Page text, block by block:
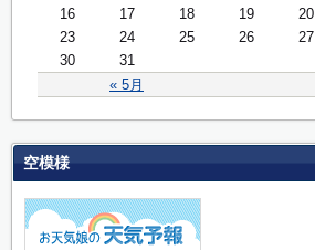
« 5月
16
17 18 19 20
23
24 25 26 27
30
31
空模様